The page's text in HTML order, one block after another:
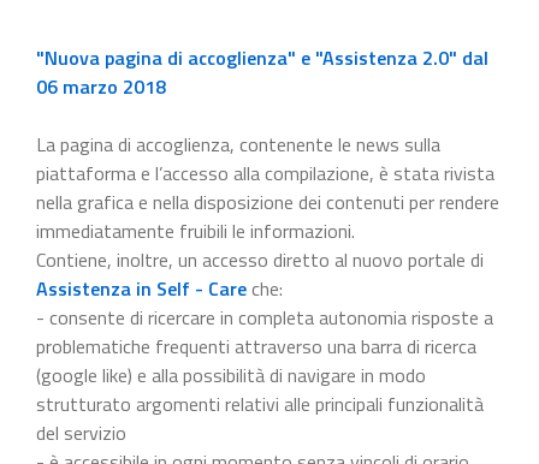
"Nuova pagina di accoglienza" e "Assistenza 2.0" dal
06 marzo 2018
La pagina di accoglienza, contenente le news sulla
piattaforma e l’accesso alla compilazione, è stata rivista
nella grafica e nella disposizione dei contenuti per rendere
immediatamente fruibili le informazioni.
Contiene, inoltre, un accesso diretto al nuovo portale di
Assistenza in Self - Careche:
- consente di ricercare in completa autonomia risposte a
problematiche frequenti attraverso una barra di ricerca
(google like) e alla possibilità di navigare in modo
strutturato argomenti relativi alle principali funzionalità
del servizio